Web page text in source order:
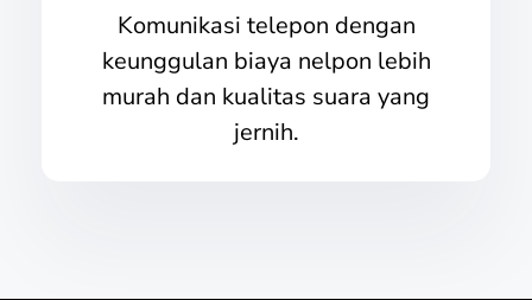
Komunikasi telepon dengan
keunggulan biaya nelpon lebih
murah dan kualitas suara yang
jernih.